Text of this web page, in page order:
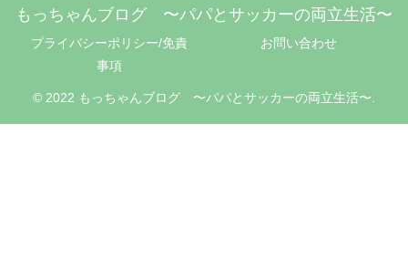
もっちゃんブログ 〜パパとサッカーの両立生活〜
プライバシーポリシー/免責
事項
お問い合わせ
© 2022 もっちゃんブログ 〜パパとサッカーの両立生活〜.